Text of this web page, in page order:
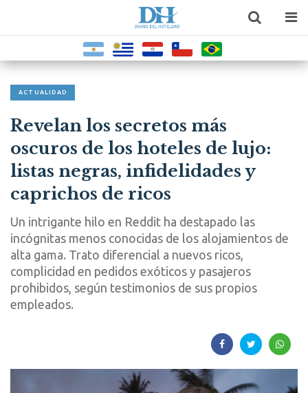
ACTUALIDAD
Revelan los secretos más
oscuros de los hoteles de lujo:
listas negras, infidelidades y
caprichos de ricos
Un intrigante hilo en Reddit ha destapado las
incógnitas menos conocidas de los alojamientos de
alta gama. Trato diferencial a nuevos ricos,
complicidad en pedidos exóticos y pasajeros
prohibidos, según testimonios de sus propios
empleados.